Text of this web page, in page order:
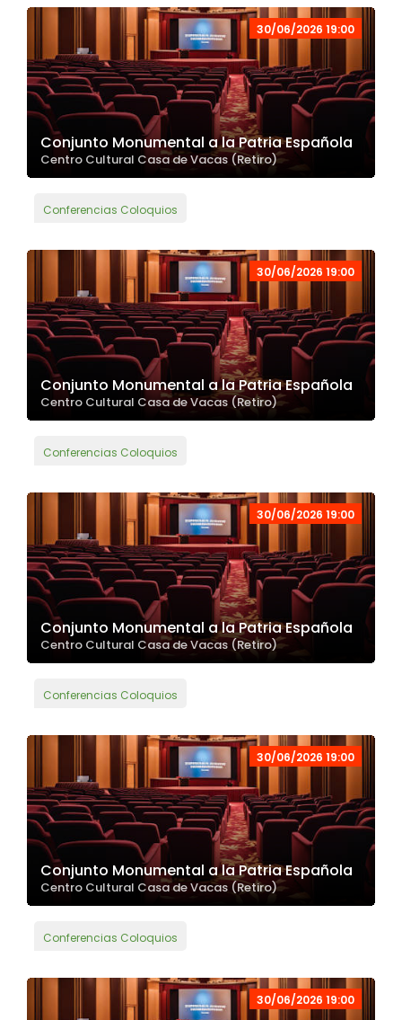
30/06/2026 19:00
Conjunto Monumental a la Patria Española
Centro Cultural Casa de Vacas (Retiro)
Conferencias Coloquios
30/06/2026 19:00
Conjunto Monumental a la Patria Española
Centro Cultural Casa de Vacas (Retiro)
Conferencias Coloquios
30/06/2026 19:00
Conjunto Monumental a la Patria Española
Centro Cultural Casa de Vacas (Retiro)
Conferencias Coloquios
30/06/2026 19:00
Conjunto Monumental a la Patria Española
Centro Cultural Casa de Vacas (Retiro)
Conferencias Coloquios
30/06/2026 19:00